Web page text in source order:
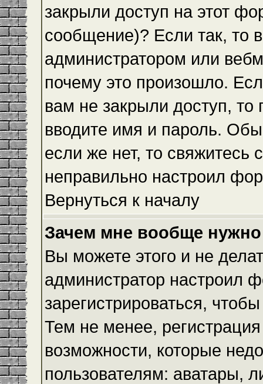
закрыли доступ на этот
сообщение)? Если так, то
администратором или
почему это произошло.
вам не закрыли доступ,
вводите имя и пароль.
если же нет, то свяжитесь
неправильно настроил
Вернуться к началу
Зачем мне вообще нужно
Вы можете этого и не
администратор настроил
зарегистрироваться,
Тем не менее,
возможности, которые
пользователям: аватары,